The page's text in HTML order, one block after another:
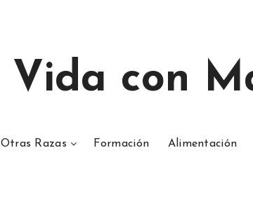
Vida con
Otras Razas Formación Alimentación